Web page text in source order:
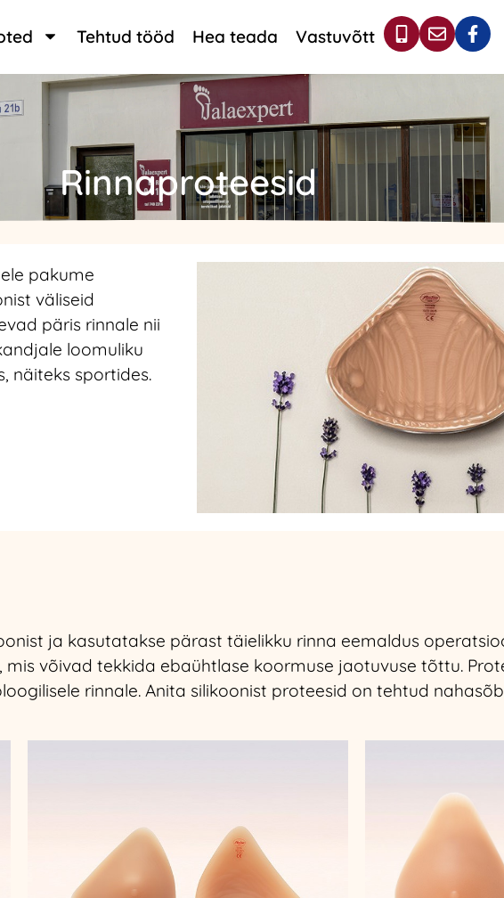
Tehtud tööd Hea teada Vastuvõtt
Rinnaproteesid
pakume
väliseid
päris rinnale nii
loomuliku
näiteks sportides.
ja kasutatakse pärast täielikku rinna eemaldus
võivad tekkida ebaühtlase koormuse jaotuvuse tõttu.
rinnale. Anita silikoonist proteesid on tehtud